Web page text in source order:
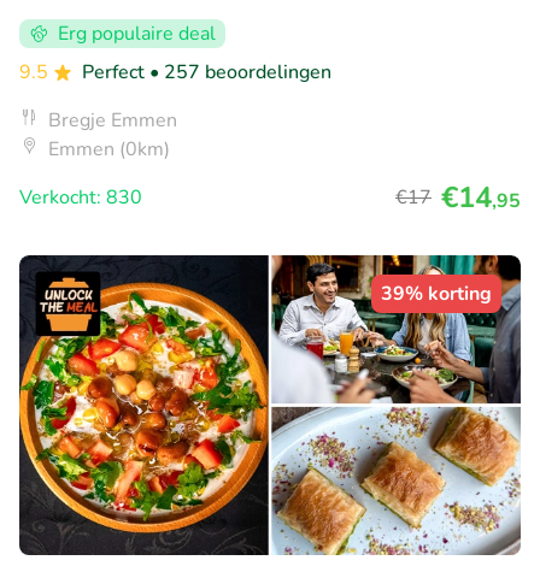
Erg populaire deal
9.5
Perfect • 257 beoordelingen
Bregje Emmen
Emmen (0km)
Verkocht: 830
€17 €14,95
39% korting